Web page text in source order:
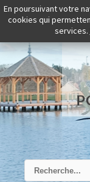
Rechercher
En poursuivant votre
cookies qui
services.